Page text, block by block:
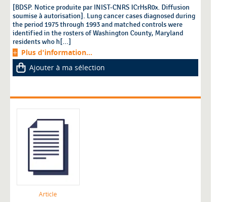
[BDSP. Notice produite par INIST-CNRS ICrHsR0x. Diffusion
soumise à autorisation]. Lung cancer cases diagnosed during
the period 1975 through 1993 and matched controls were
identified in the rosters of Washington County, Maryland
residents who h[...]
Plus d'information...
Ajouter à ma sélection
Article